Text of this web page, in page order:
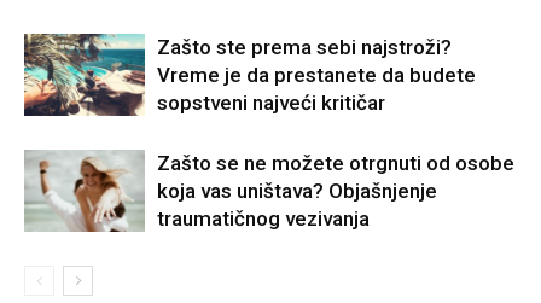
Zašto ste prema sebi najstroži?
Vreme je da prestanete da budete
sopstveni najveći kritičar
Zašto se ne možete otrgnuti od osobe
koja vas uništava? Objašnjenje
traumatičnog vezivanja